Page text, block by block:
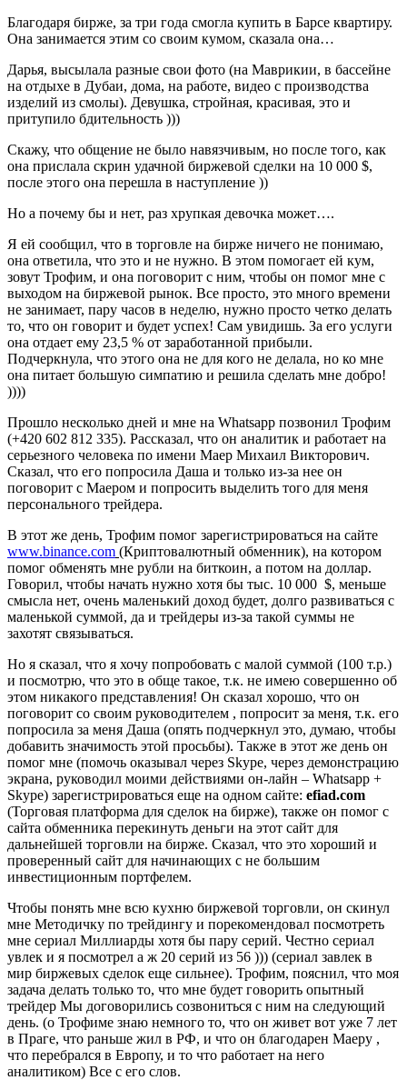
Благодаря бирже, за три года смогла купить в Барсе квартиру.
Она занимается этим со своим кумом, сказала она…
Дарья, высылала разные свои фото (на Маврикии, в бассейне
на отдыхе в Дубаи, дома, на работе, видео с производства
изделий из смолы). Девушка, стройная, красивая, это и
притупило бдительность )))
Скажу, что общение не было навязчивым, но после того, как
она прислала скрин удачной биржевой сделки на 10 000 $,
после этого она перешла в наступление ))
Но а почему бы и нет, раз хрупкая девочка может….
Я ей сообщил, что в торговле на бирже ничего не понимаю,
она ответила, что это и не нужно. В этом помогает ей кум,
зовут Трофим, и она поговорит с ним, чтобы он помог мне с
выходом на биржевой рынок. Все просто, это много времени
не занимает, пару часов в неделю, нужно просто четко делать
то, что он говорит и будет успех! Сам увидишь. За его услуги
она отдает ему 23,5 % от заработанной прибыли.
Подчеркнула, что этого она не для кого не делала, но ко мне
она питает большую симпатию и решила сделать мне добро!
))))
Прошло несколько дней и мне на Whatsapp позвонил Трофим
(+420 602 812 335). Рассказал, что он аналитик и работает на
серьезного человека по имени Маер Михаил Викторович.
Сказал, что его попросила Даша и только из-за нее он
поговорит с Маером и попросить выделить того для меня
персонального трейдера.
В этот же день, Трофим помог зарегистрироваться на сайте
www.binance.com (Криптовалютный обменник), на котором
помог обменять мне рубли на биткоин, а потом на доллар.
Говорил, чтобы начать нужно хотя бы тыс. 10 000 $, меньше
смысла нет, очень маленький доход будет, долго развиваться с
маленькой суммой, да и трейдеры из-за такой суммы не
захотят связываться.
Но я сказал, что я хочу попробовать с малой суммой (100 т.р.)
и посмотрю, что это в обще такое, т.к. не имею совершенно об
этом никакого представления! Он сказал хорошо, что он
поговорит со своим руководителем , попросит за меня, т.к. его
попросила за меня Даша (опять подчеркнул это, думаю, чтобы
добавить значимость этой просьбы). Также в этот же день он
помог мне (помочь оказывал через Skype, через демонстрацию
экрана, руководил моими действиями он-лайн – Whatsapp +
Skype) зарегистрироваться еще на одном сайте: efiad.com
(Торговая платформа для сделок на бирже), также он помог с
сайта обменника перекинуть деньги на этот сайт для
дальнейшей торговли на бирже. Сказал, что это хороший и
проверенный сайт для начинающих с не большим
инвестиционным портфелем.
Чтобы понять мне всю кухню биржевой торговли, он скинул
мне Методичку по трейдингу и порекомендовал посмотреть
мне сериал Миллиарды хотя бы пару серий. Честно сериал
увлек и я посмотрел а ж 20 серий из 56 ))) (сериал завлек в
мир биржевых сделок еще сильнее). Трофим, пояснил, что моя
задача делать только то, что мне будет говорить опытный
трейдер Мы договорились созвониться с ним на следующий
день. (о Трофиме знаю немного то, что он живет вот уже 7 лет
в Праге, что раньше жил в РФ, и что он благодарен Маеру ,
что перебрался в Европу, и то что работает на него
аналитиком) Все с его слов.